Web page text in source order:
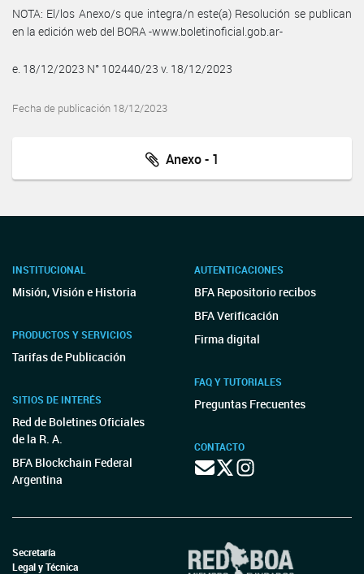
NOTA: El/los Anexo/s que integra/n este(a) Resolución se publican
en la edición web del BORA -www.boletinoficial.gob.ar-
e. 18/12/2023 N° 102440/23 v. 18/12/2023
Fecha de publicación 18/12/2023
Anexo - 1
INSTITUCIONAL
Misión, Visión e Historia
PRODUCTOS Y SERVICIOS
Tarifas de Publicación
SITIOS DE INTERÉS
Red de Boletines Oficiales
de la R. A.
BFA Blockchain Federal
Argentina
AUTENTICACIONES
BFA Repositorio recibos
BFA Verificación
Firma digital
FAQ Y TUTORIALES
Preguntas Frecuentes
CONTACTO
Secretaría
Legal y Técnica